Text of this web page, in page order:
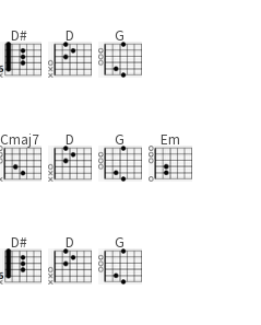
D# D G
Cmaj7 D G Em
D# D G